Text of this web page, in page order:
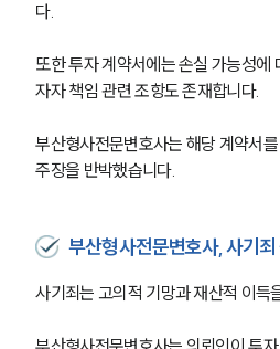
다.
또한 투자 계약서에는 손실 가능성에
자자 책임 관련 조항도 존재합니다.
부산형사전문변호사는 해당 계약서
주장을 반박했습니다.
부산형사전문변호사, 사기
사기죄는 고의적 기망과 재산적 이득